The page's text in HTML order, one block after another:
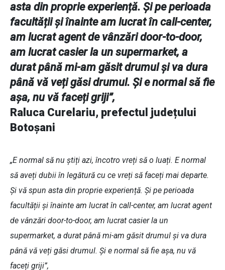
asta din proprie experiență. Și pe perioada
facultății și înainte am lucrat în call-center,
am lucrat agent de vânzări door-to-door,
am lucrat casier la un supermarket, a
durat până mi-am găsit drumul și va dura
până vă veți găsi drumul. Și e normal să fie
așa, nu vă faceți griji”,
Raluca Curelariu, prefectul județului
Botoșani
„E normal să nu știți azi, încotro vreți să o luați. E normal
să aveți dubii în legătură cu ce vreți să faceți mai departe.
Și vă spun asta din proprie experiență. Și pe perioada
facultății și înainte am lucrat în call-center, am lucrat agent
de vânzări door-to-door, am lucrat casier la un
supermarket, a durat până mi-am găsit drumul și va dura
până vă veți găsi drumul. Și e normal să fie așa, nu vă
faceți griji”,